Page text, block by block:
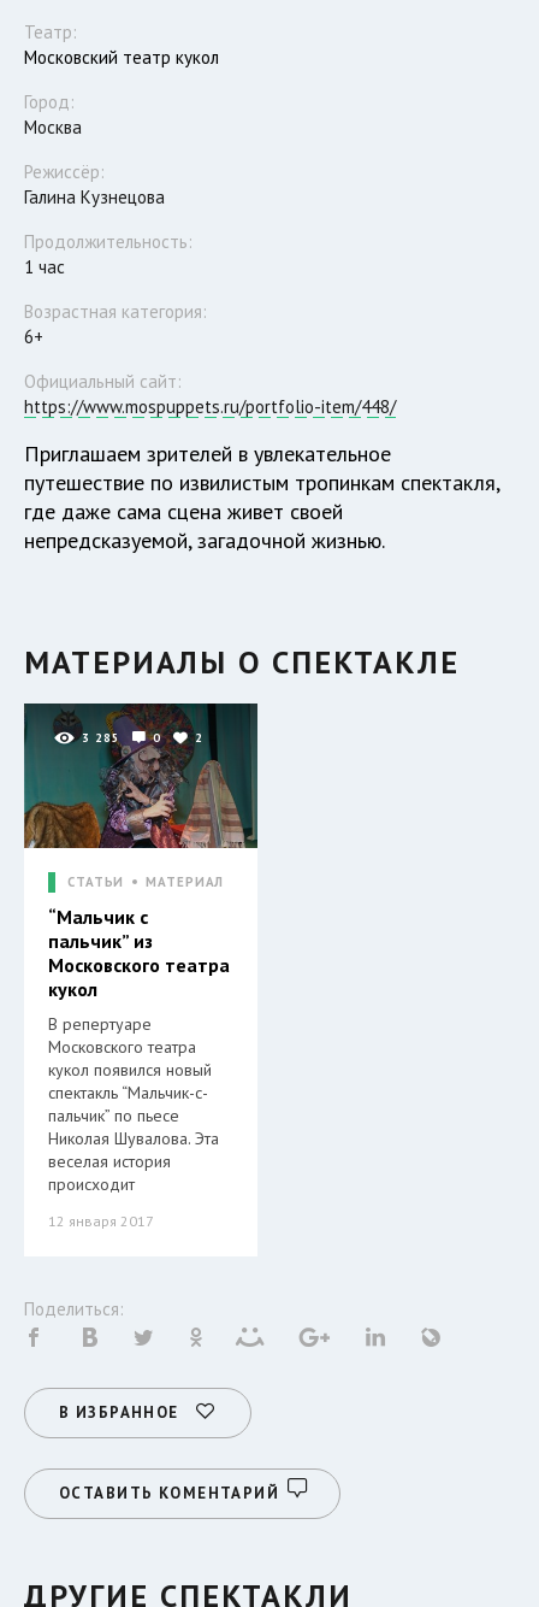
Театр:
Московский театр кукол
Город:
Москва
Режиссёр:
Галина Кузнецова
Продолжительность:
1 час
Возрастная категория:
6+
Официальный сайт:
https://www.mospuppets.ru/portfolio-item/448/
Приглашаем зрителей в увлекательное
путешествие по извилистым тропинкам спектакля,
где даже сама сцена живет своей
непредсказуемой, загадочной жизнью.
МАТЕРИАЛЫ О СПЕКТАКЛЕ
3 285 0 2
СТАТЬИ МАТЕРИАЛ
“Мальчик с
пальчик” из
Московского театра
кукол
В репертуаре
Московского театра
кукол появился новый
спектакль “Мальчик-с-
пальчик” по пьесе
Николая Шувалова. Эта
веселая история
происходит
12 января 2017
Поделиться:
В ИЗБРАННОЕ
ОСТАВИТЬ КОМЕНТАРИЙ
ДРУГИЕ СПЕКТАКЛИ